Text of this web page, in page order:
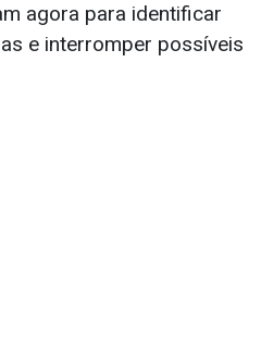
agora para identificar
e interromper possíveis